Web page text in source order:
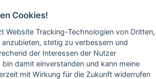
Cookies!
Website Tracking-Technologien von Dritten,
anzubieten, stetig zu verbessern und
der Interessen der Nutzer
damit einverstanden und kann meine
mit Wirkung für die Zukunft widerrufen